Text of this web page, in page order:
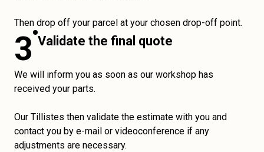
Then drop off your parcel at your chosen drop-off point.
3 Validate the final quote
We will inform you as soon as our workshop has
received your parts.
Our Tillistes then validate the estimate with you and
contact you by e-mail or videoconference if any
adjustments are necessary.